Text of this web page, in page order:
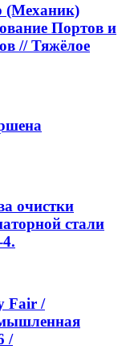
(Механик)
Портов и
// Тяжёлое
очистки
стали
Fair /
/